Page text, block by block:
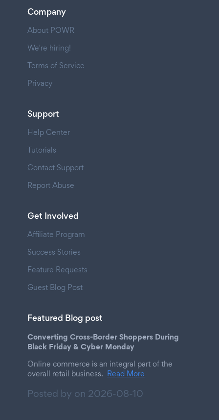
Company
About POWR
We're hiring!
Terms of Service
Privacy
Support
Help Center
Tutorials
Contact Support
Report Abuse
Get Involved
Affiliate Program
Success Stories
Feature Requests
Guest Blog Post
Featured Blog post
Converting Cross-Border Shoppers During
Black Friday & Cyber Monday
Online commerce is an integral part of the
overall retail business. Read More
Posted by on 2026-08-10